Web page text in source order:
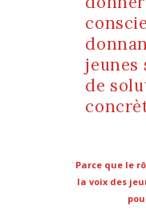
jeunes
de
¨Parce que le
la voix des